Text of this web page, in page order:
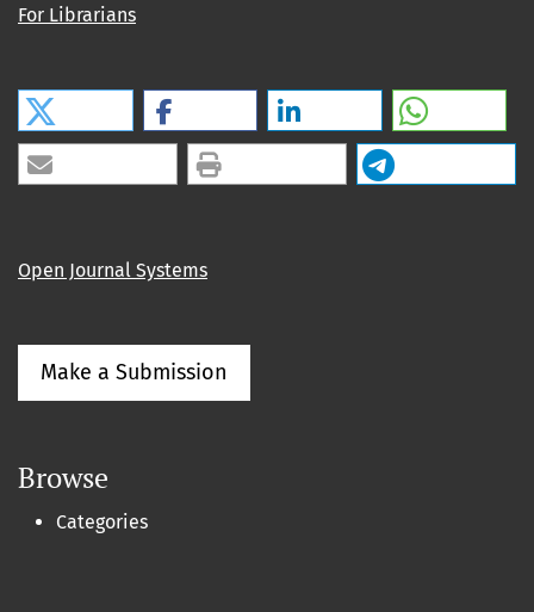
For Librarians
Open Journal Systems
Make a Submission
Browse
Categories